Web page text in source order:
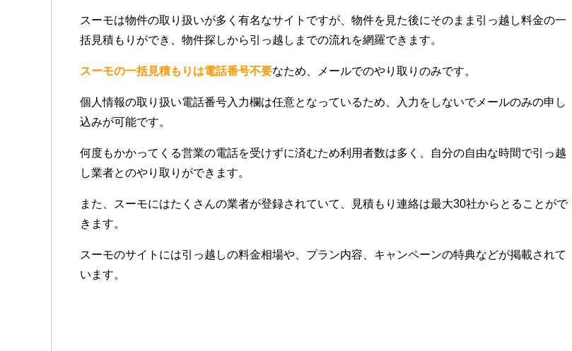
スーモは物件の取り扱いが多く有名なサイトですが、物件を見た後にそのまま引っ越し料金の一
括見積もりができ、物件探しから引っ越しまでの流れを網羅できます。
スーモの一括見積もりは電話番号不要なため、メールでのやり取りのみです。
個人情報の取り扱い電話番号入力欄は任意となっているため、入力をしないでメールのみの申し
込みが可能です。
何度もかかってくる営業の電話を受けずに済むため利用者数は多く、自分の自由な時間で引っ越
し業者とのやり取りができます。
また、スーモにはたくさんの業者が登録されていて、見積もり連絡は最大30社からとることがで
きます。
スーモのサイトには引っ越しの料金相場や、プラン内容、キャンペーンの特典などが掲載されて
います。